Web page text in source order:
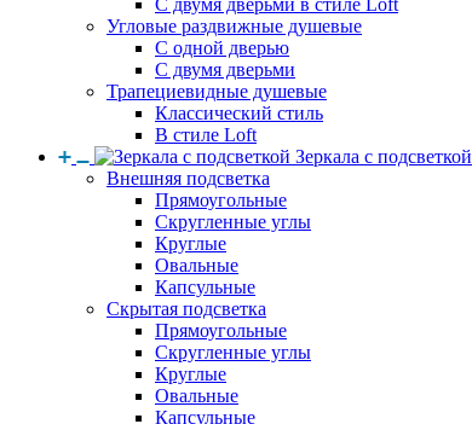
С двумя дверьми в стиле Loft
Угловые раздвижные душевые
С одной дверью
С двумя дверьми
Трапециевидные душевые
Классический стиль
В стиле Loft
Зеркала с подсветкой
Внешняя подсветка
Прямоугольные
Скругленные углы
Круглые
Овальные
Капсульные
Скрытая подсветка
Прямоугольные
Скругленные углы
Круглые
Овальные
Капсульные